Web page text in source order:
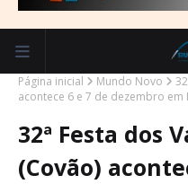
Página inicial Mundo Novo
acontece 6 e 7 de dezembro em
32ª Festa dos
(Covão)